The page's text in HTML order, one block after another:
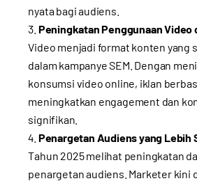
nyata bagi audiens.
Peningkatan Penggunaan Video
Video menjadi format konten yang
dalam kampanye SEM. Dengan
konsumsi video online, iklan
meningkatkan engagement dan
signifikan.
Penargetan Audiens yang Lebih
Tahun 2025 melihat peningkatan
penargetan audiens. Marketer kini